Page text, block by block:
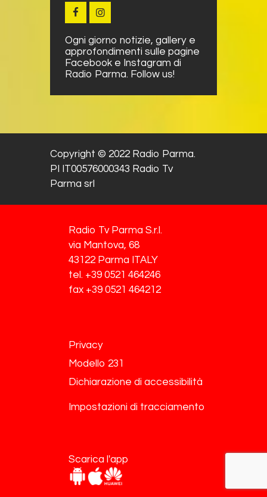
Ogni giorno notizie, gallery e
approfondimenti sulle pagine
Facebook e Instagram di
Radio Parma. Follow us!
Copyright © 2022 Radio Parma.
PI IT00576000343 Radio Tv
Parma srl
Radio Tv Parma S.r.l.
via Mantova, 68
43122 Parma ITALY
tel. +39 0521 464246
fax +39 0521 464212
Privacy
Modello 231
Dichiarazione di accessibilità
Impostazioni di tracciamento
Scarica l'app